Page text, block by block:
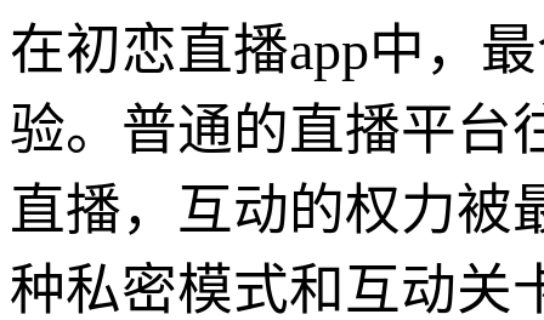
在初恋直播app中，
验。普通的直播平台
直播，互动的权力被
种私密模式和互动关